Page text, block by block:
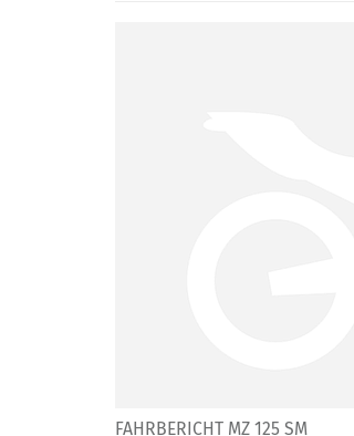
FAHRBERICHT MZ 125 SM